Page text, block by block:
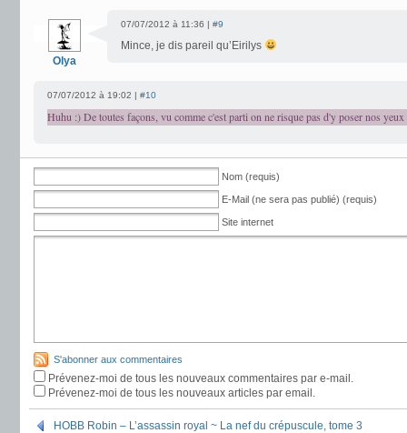
Olya
07/07/2012 à 11:36 | #9
Mince, je dis pareil qu’Eirilys
07/07/2012 à 19:02 | #10
Huhu :) De toutes façons, vu comme c'est parti on ne risque pas d'y poser nos yeux
Nom (requis)
E-Mail (ne sera pas publié) (requis)
Site internet
S'abonner aux commentaires
Prévenez-moi de tous les nouveaux commentaires par e-mail.
Prévenez-moi de tous les nouveaux articles par email.
HOBB Robin – L’assassin royal ~ La nef du crépuscule, tome 3